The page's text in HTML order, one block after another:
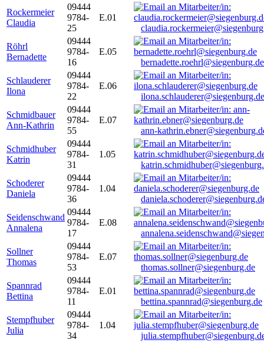
Rockermeier
Claudia
09444
9784-
25
E.01
Röhrl
Bernadette
09444
9784-
16
E.05
bernadette.roehrl@siegenburg.de
Schlauderer
Ilona
09444
9784-
22
E.06
ilona.schlauderer@siegenburg.de
Schmidbauer
Ann-Kathrin
09444
9784-
55
E.07
ann-
Schmidhuber
Katrin
09444
9784-
31
1.05
Schoderer
Daniela
09444
9784-
36
1.04
Seidenschwand
Annalena
09444
9784-
17
E.08
Sollner
Thomas
09444
9784-
53
E.07
thomas.sollner@siegenburg.de
Spannrad
Bettina
09444
9784-
11
E.01
bettina.spannrad@siegenburg.de
Stempfhuber
Julia
09444
9784-
34
1.04